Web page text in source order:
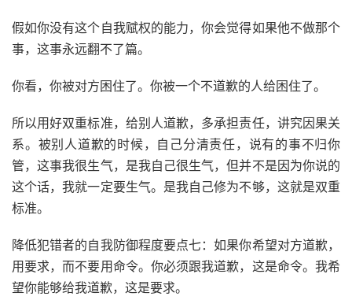
假如你没有这个自我赋权的能力，你会觉得如果他不做那个
事，这事永远翻不了篇。
你看，你被对方困住了。你被一个不道歉的人给困住了。
所以用好双重标准，给别人道歉，多承担责任，讲究因果关
系。被别人道歉的时候，自己分清责任，说有的事不归你
管，这事我很生气，是我自己很生气，但并不是因为你说的
这个话，我就一定要生气。是我自己修为不够，这就是双重
标准。
降低犯错者的自我防御程度要点七：如果你希望对方道歉，
用要求，而不要用命令。你必须跟我道歉，这是命令。我希
望你能够给我道歉，这是要求。